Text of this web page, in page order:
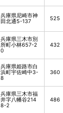
兵庫県尼崎市神
田北通5-137
525
兵庫県三木市別
所町小林657-2
0
432
兵庫県姫路市白
浜町宇佐崎中3-
8
360
兵庫県三木市福
井字八幡谷214
8-2
486